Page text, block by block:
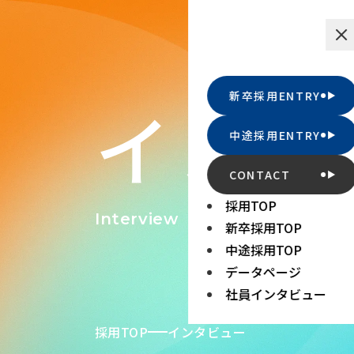
新卒採用ENTRY
中途採用ENTRY
CONTACT
採用TOP
新卒採用TOP
中途採用TOP
データページ
社員インタビュー
イン
Interview
採用TOP インタビュー